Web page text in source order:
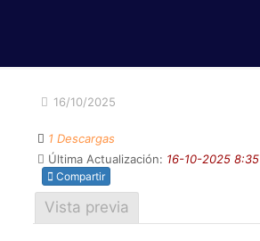
16/10/2025
1 Descargas
Última Actualización: 16-10-2025 8:35
Compartir
Vista previa